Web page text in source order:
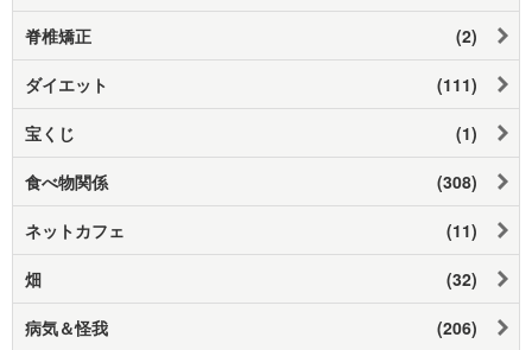
脊椎矯正 (2)
ダイエット (111)
宝くじ (1)
食べ物関係 (308)
ネットカフェ (11)
畑 (32)
病気＆怪我 (206)